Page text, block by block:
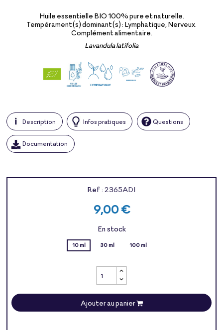
Huile essentielle BIO 100% pure et naturelle.
Tempérament(s) dominant(s) : Lymphatique, Nerveux.
Complément alimentaire.
Lavandula latifolia
Description Infos pratiques Questions
Documentation
Ref : 2365ADI
9,00 €
En stock
10 ml 30 ml 100 ml
Ajouter au panier